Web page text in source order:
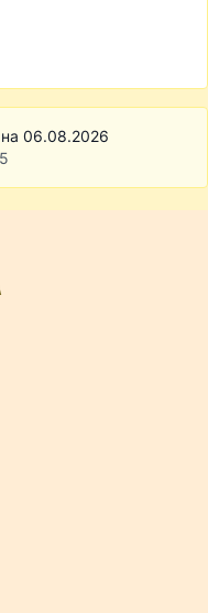
на 06.08.2026